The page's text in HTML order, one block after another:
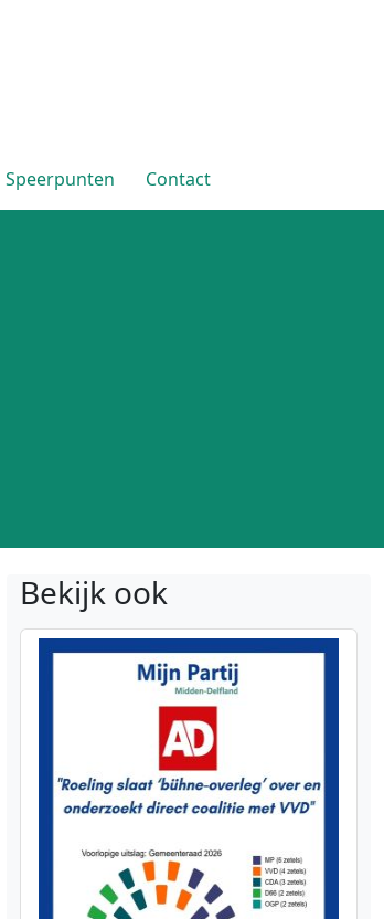
Speerpunten Contact
Bekijk ook